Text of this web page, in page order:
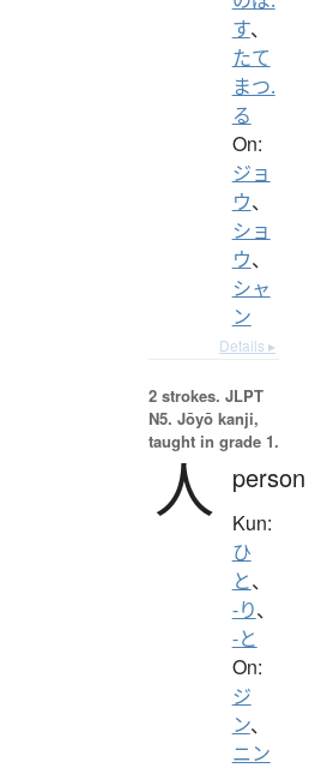
す、
たて
まつ.
る
On:
ジョ
ウ、
ショ
ウ、
シャ
ン
Details ▸
2 strokes. JLPT
N5. Jōyō kanji,
taught in grade 1.
人 person
Kun:
ひ
と、
-り、
-と
On:
ジ
ン、
ニン